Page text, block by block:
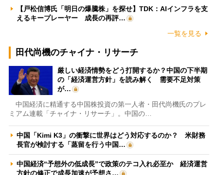
【戸松信博氏「明日の爆騰株」を探せ】TDK：AIインフラを支
えるキープレーヤー 成長の再評…
一覧を見る
田代尚機のチャイナ・リサーチ
厳しい経済情勢をどう打開するか？中国の下半期
の「経済運営方針」を読み解く 需要不足対策
が…
中国経済に精通する中国株投資の第一人者・田代尚機氏のプレ
ミアム連載「チャイナ・リサーチ」。中国の…
中国「Kimi K3」の衝撃に世界はどう対応するのか？ 米財務
長官が検討する「蒸留を行う中国…
中国経済“予想外の低成長”で政策のテコ入れ必至か 経済運営
方針の修正で成長加速が予想さ…